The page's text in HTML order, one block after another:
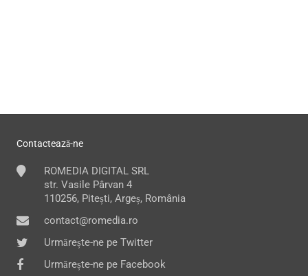
Contactează-ne
ROMEDIA DIGITAL SRL
str. Vasile Pârvan 4
110256, Pitești, Argeș, România
contact@romedia.ro
Urmărește-ne pe Twitter
Urmărește-ne pe Facebook